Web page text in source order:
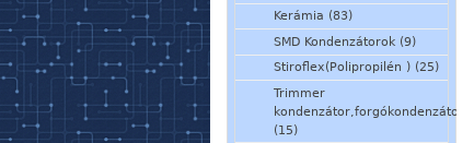
Kerámia (83)
SMD Kondenzátorok (9)
Stiroflex(Polipropilén ) (25)
Trimmer
kondenzátor,forgókondenzátor
(15)